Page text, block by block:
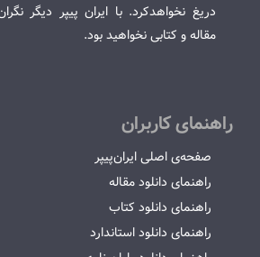
دریغ نخواهدکرد. با ایران پیپر دیگر
مقاله و کتابی نخواهید بود.
راهنمای کاربران
صفحه‌ی اصلی ایران‌پیپر
راهنمای دانلود مقاله
راهنمای دانلود کتاب
راهنمای دانلود استاندارد